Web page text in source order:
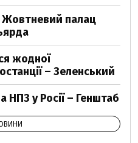
Жовтневий палац
жодної
– Зеленський
НПЗ у Росії – Генштаб